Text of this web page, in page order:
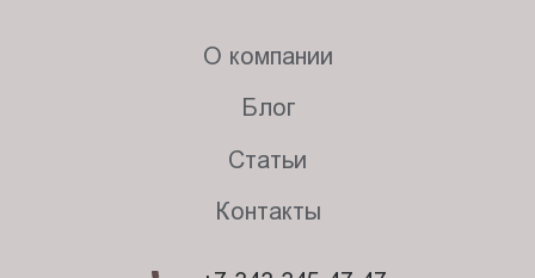
О компании
Блог
Статьи
Контакты